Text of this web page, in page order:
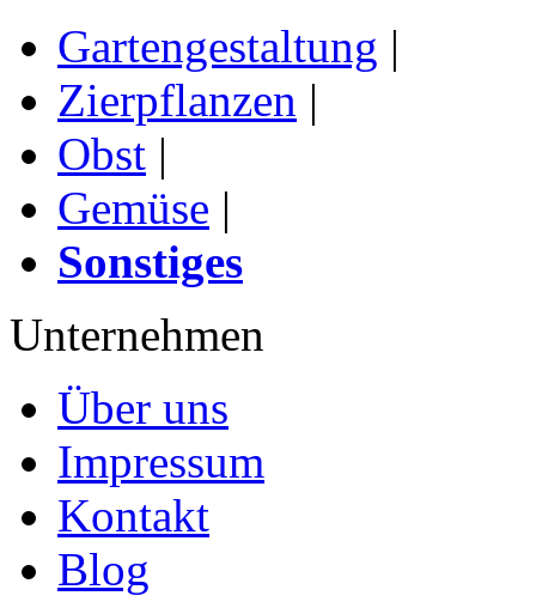
Gartengestaltung |
Zierpflanzen |
Obst |
Gemüse |
Sonstiges
Unternehmen
Über uns
Impressum
Kontakt
Blog